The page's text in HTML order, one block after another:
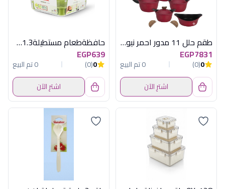
طقم حلل 11 مدور احمر نيوكلين أكسفورد -R111309
EGP7831
0
(0)
0 تم البيع
اشترِ الآن
حافظةطعام مستطيلة1.3ل ماسترسيل توجوتيفال
EGP639
0
(0)
0 تم البيع
اشترِ الآن